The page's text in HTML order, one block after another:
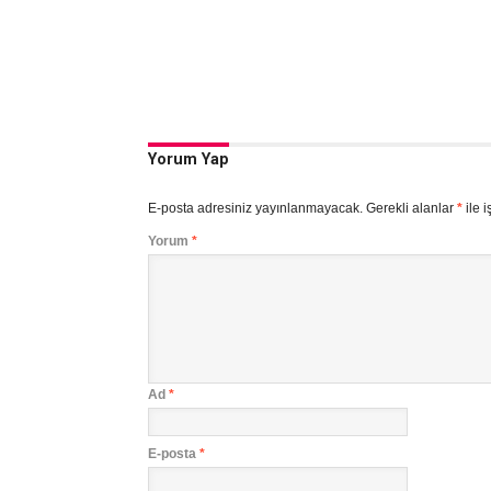
Yorum Yap
E-posta adresiniz yayınlanmayacak. Gerekli alanlar *ile
Yorum *
Ad *
E-posta *